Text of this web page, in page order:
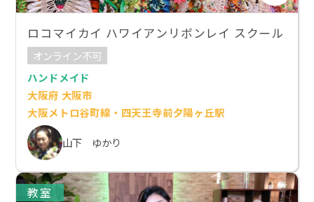
ロコマイカイ ハワイアンリボンレイ スクール
オンライン不可
ハンドメイド
大阪府 大阪市
大阪メトロ谷町線・四天王寺前夕陽ヶ丘駅
山下 ゆかり
教室